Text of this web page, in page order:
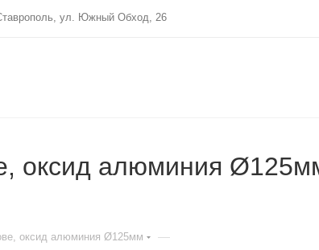
ул. Южный Обход, 26
оксид алюминия
оксид алюминия Ø125мм —